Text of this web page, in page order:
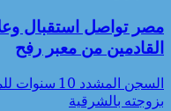
مصر تواصل استقبال
القادمين من معبر رفح
السجن
بزوجته بالشرقية